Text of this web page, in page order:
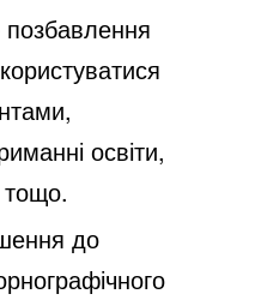
освіти,
до